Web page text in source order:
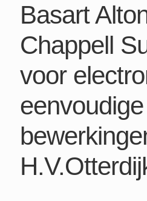
Basart
Chappell
voor
eenvoudige